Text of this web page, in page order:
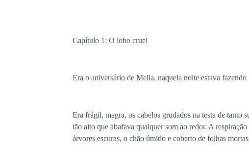
Capítulo 1: O lobo cruel
Era o aniversário de Melia, naquela noite estava fazendo
Era frágil, magra, os cabelos grudados na testa de tanto
tão alto que abafava qualquer som ao redor. A
árvores escuras, o chão úmido e coberto de folhas